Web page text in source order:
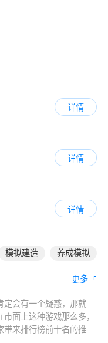
详情
详情
详情
模拟建造 养成模拟
更多
定会有一个疑惑，那就
面上这种游戏那么多，
带来排行榜前十名的推